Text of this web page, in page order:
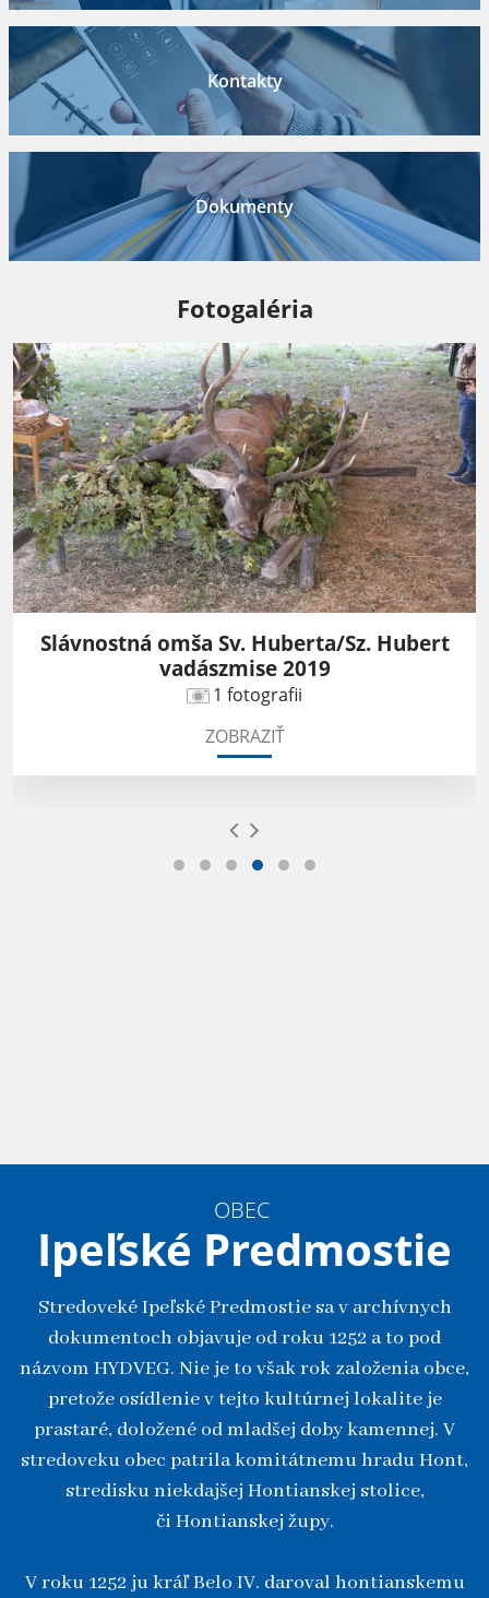
Kontakty
Dokumenty
Fotogaléria
Slávnostná omša Sv. Huberta/Sz. Hubert
vadászmise 2019
1 fotografii
ZOBRAZIŤ
OBEC
Ipeľské Predmostie
Stredoveké Ipeľské Predmostie sa v archívnych
dokumentoch objavuje od roku 1252 a to pod
názvom HYDVEG. Nie je to však rok založenia obce,
pretože osídlenie v tejto kultúrnej lokalite je
prastaré, doložené od mladšej doby kamennej. V
stredoveku obec patrila komitátnemu hradu Hont,
stredisku niekdajšej Hontianskej stolice,
či Hontianskej župy.
V roku 1252 ju kráľ Belo IV. daroval hontianskemu